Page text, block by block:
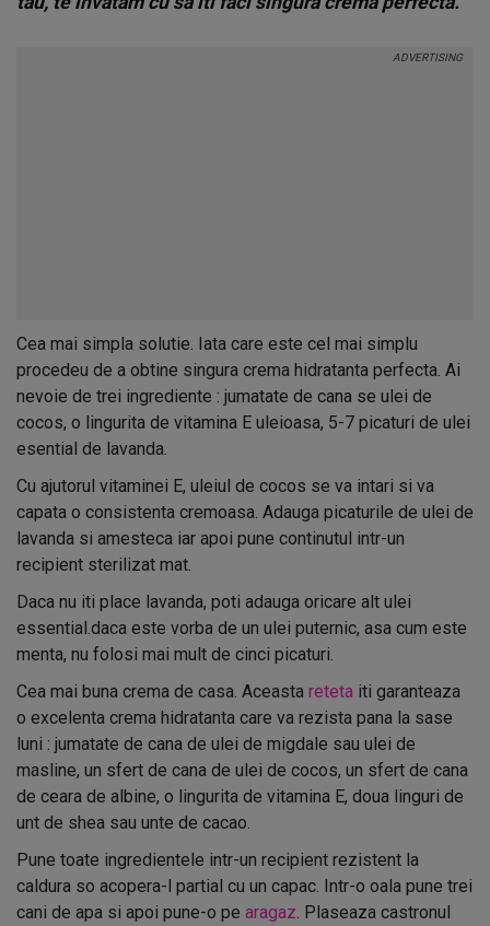
Cea mai simpla solutie. Iata care este cel mai simplu
procedeu de a obtine singura crema hidratanta perfecta. Ai
nevoie de trei ingrediente : jumatate de cana se ulei de
cocos, o lingurita de vitamina E uleioasa, 5-7 picaturi de ulei
esential de lavanda.
Cu ajutorul vitaminei E, uleiul de cocos se va intari si va
capata o consistenta cremoasa. Adauga picaturile de ulei de
lavanda si amesteca iar apoi pune continutul intr-un
recipient sterilizat mat.
Daca nu iti place lavanda, poti adauga oricare alt ulei
essential.daca este vorba de un ulei puternic, asa cum este
menta, nu folosi mai mult de cinci picaturi.
Cea mai buna crema de casa. Aceasta reteta iti garanteaza
o excelenta crema hidratanta care va rezista pana la sase
luni : jumatate de cana de ulei de migdale sau ulei de
masline, un sfert de cana de ulei de cocos, un sfert de cana
de ceara de albine, o lingurita de vitamina E, doua linguri de
unt de shea sau unte de cacao.
Pune toate ingredientele intr-un recipient rezistent la
caldura so acopera-l partial cu un capac. Intr-o oala pune trei
cani de apa si apoi pune-o pe aragaz. Plaseaza castronul